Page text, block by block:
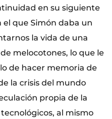
en su siguiente
el que Simón daba un
la vida de una
melocotones, lo que le
de hacer memoria de
la crisis del mundo
propia de la
al mismo